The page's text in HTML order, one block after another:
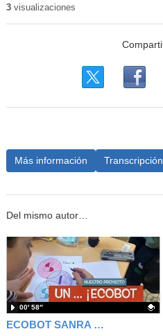
3visualizaciones
Más información Transcripción
Del mismo autor…
ECOBOT SANRA FAMILY
00′ 58″